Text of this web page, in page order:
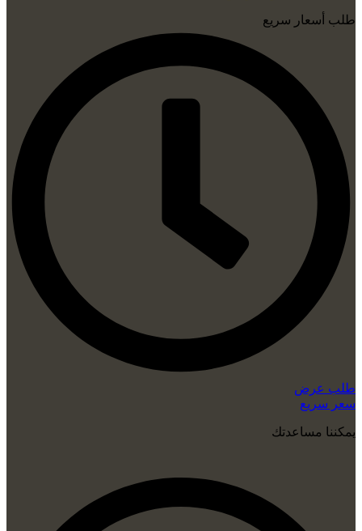
طلب أسعار سريع
طلب عرض
سعر سريع
يمكننا مساعدتك